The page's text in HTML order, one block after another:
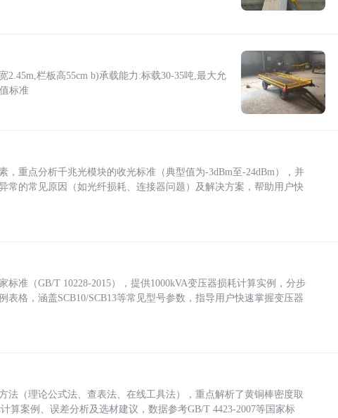
2.45m,栏板高55cm b)承载能力:标载30-35吨,最大允
标准
重点分析千兆光模块的收光标准（典型值为-3dBm至-24dBm），并
常的常见原因（如光纤损耗、连接器问题）及解决方案，帮助用户快
准（GB/T 10228-2015），提供1000kVA变压器损耗计算实例，分步
格，涵盖SCB10/SCB13等常见型号参数，指导用户快速掌握变压器
法（理论公式法、查表法、在线工具法），重点解析了黄铜棒密度取
算案例、误差分析及选材建议，数据参考GB/T 4423-2007等国家标